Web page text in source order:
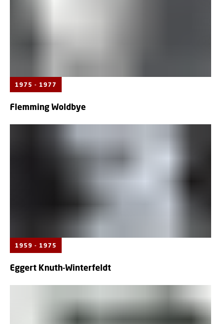
1975 - 1977
Flemming Woldbye
1959 - 1975
Eggert Knuth-Winterfeldt